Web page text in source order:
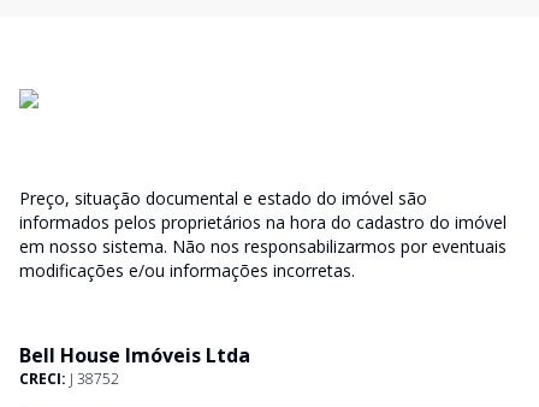
Preço, situação documental e estado do imóvel são
informados pelos proprietários na hora do cadastro do imóvel
em nosso sistema. Não nos responsabilizarmos por eventuais
modificações e/ou informações incorretas.
Bell House Imóveis Ltda
CRECI: J 38752